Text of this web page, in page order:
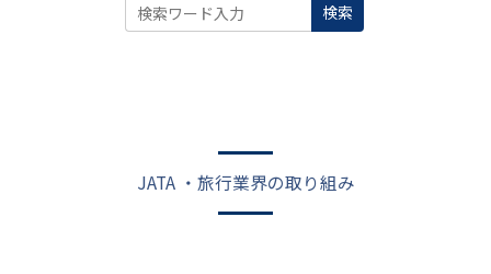
検索
JATA ・旅行業界の取り組み